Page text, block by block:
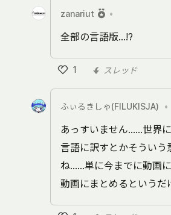
ね
zanariut •
全部の言語版…⁉︎
1
い
ね
スレッド
ふぃるきしゃ(FILUKISJA) •
あっすいません……世界
言語に訳すとかそういう
ね……単に今までに動画
動画にまとめるという